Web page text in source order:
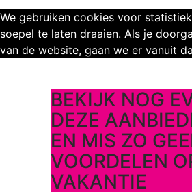
We gebruiken cookies voor
soepel te laten draaien. Als je
van de website, gaan we er vanuit
BEKIJK NOG
DEZE
EN MIS ZO
VOORDELEN
VAKANTIE